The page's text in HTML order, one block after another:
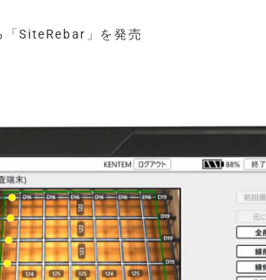
「SiteRebar」を発売